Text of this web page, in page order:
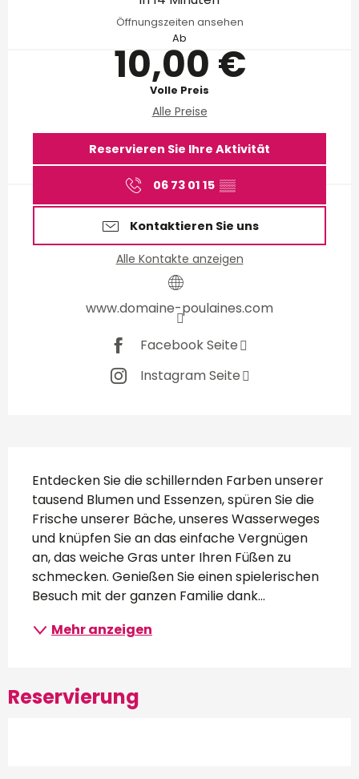
Öffnungszeiten ansehen
Ab
10,00 €
Volle Preis
Alle Preise
Reservieren Sie Ihre Aktivität
06 73 01 15 ▒▒
Kontaktieren Sie uns
Alle Kontakte anzeigen
www.domaine-poulaines.com
Facebook Seite
Instagram Seite
Beschreibung
Entdecken Sie die schillernden Farben unserer
tausend Blumen und Essenzen, spüren Sie die
Frische unserer Bäche, unseres Wasserweges
und knüpfen Sie an das einfache Vergnügen
an, das weiche Gras unter Ihren Füßen zu
schmecken. Genießen Sie einen spielerischen
Besuch mit der ganzen Familie dank...
Mehr anzeigen
Reservierung